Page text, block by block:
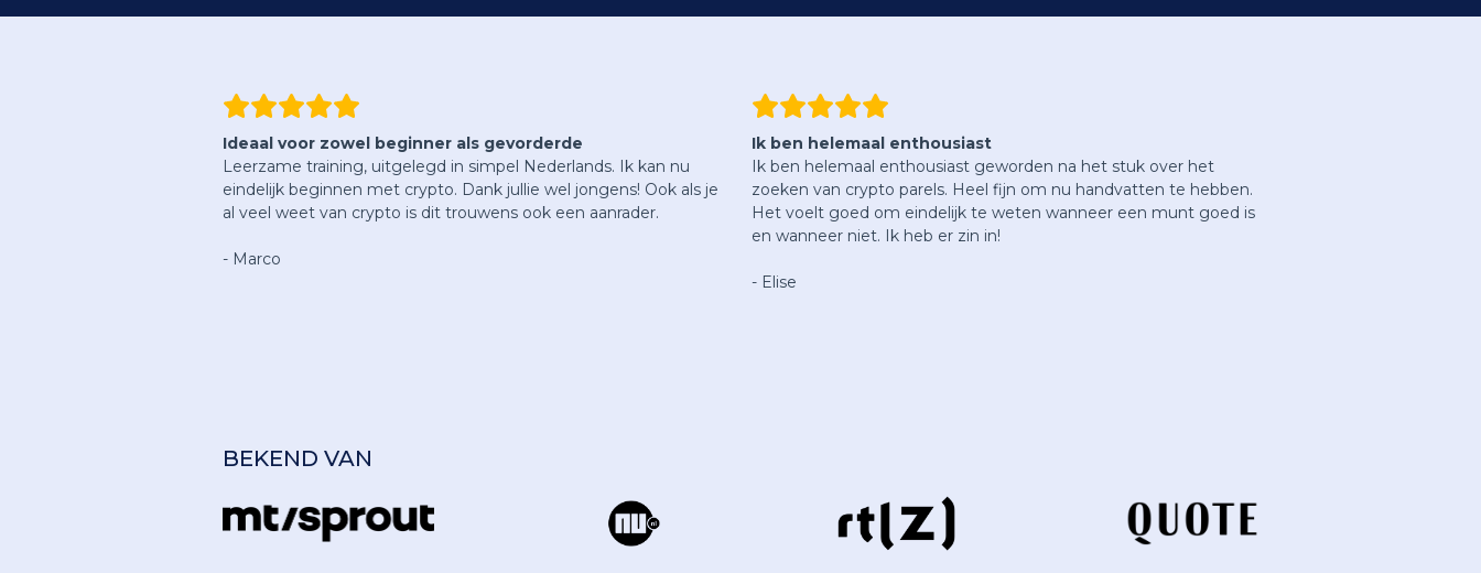
Ideaal voor zowel beginner als gevorderde
Leerzame training, uitgelegd in simpel Nederlands. Ik kan nu
eindelijk beginnen met crypto. Dank jullie wel jongens! Ook als je
al veel weet van crypto is dit trouwens ook een aanrader.
- Marco
Ik ben helemaal enthousiast
Ik ben helemaal enthousiast geworden na het stuk over het
zoeken van crypto parels. Heel fijn om nu handvatten te hebben.
Het voelt goed om eindelijk te weten wanneer een munt goed is
en wanneer niet. Ik heb er zin in!
- Elise
BEKEND VAN